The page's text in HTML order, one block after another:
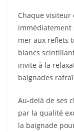
Chaque visiteur
immédiatement
mer aux reflets
blancs
invite à la
baignades
Au-delà de ses
par la qualité
la baignade